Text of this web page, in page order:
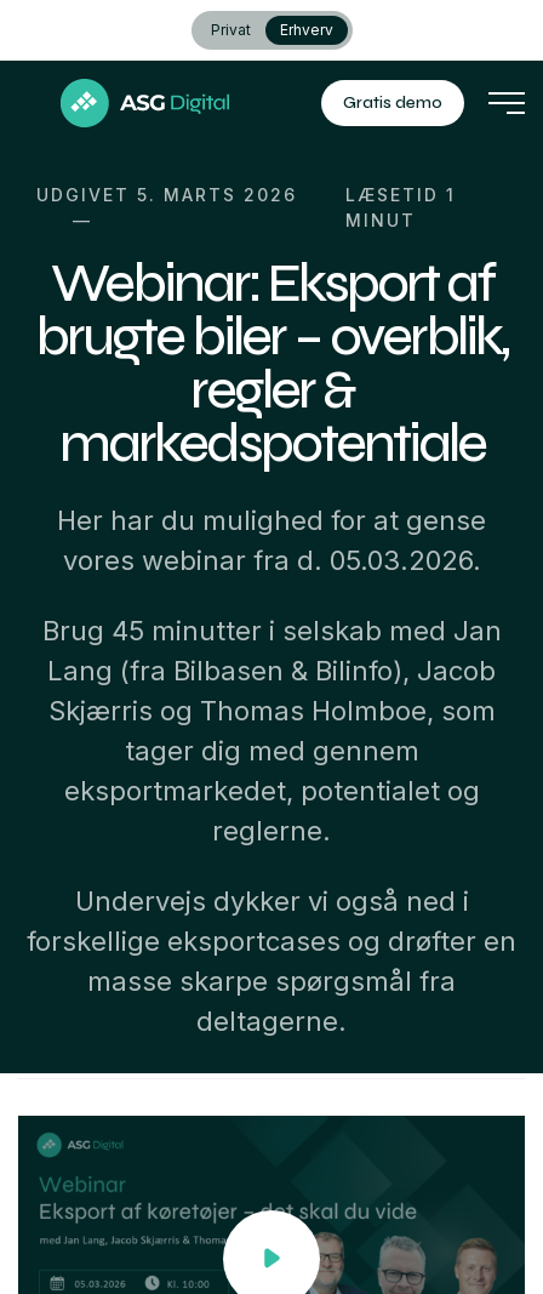
Privat Erhverv
Gratis demo
UDGIVET 5. MARTS 2026 LÆSETID 1
MINUT
Webinar: Eksport af
brugte biler – overblik,
regler &
markedspotentiale
Her har du mulighed for at gense
vores webinar fra d. 05.03.2026.
Brug 45 minutter i selskab med Jan
Lang (fra Bilbasen & Bilinfo), Jacob
Skjærris og Thomas Holmboe, som
tager dig med gennem
eksportmarkedet, potentialet og
reglerne.
Undervejs dykker vi også ned i
forskellige eksportcases og drøfter en
masse skarpe spørgsmål fra
deltagerne.